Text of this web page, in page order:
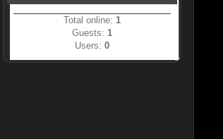
Total online:1
Guests:1
Users:0